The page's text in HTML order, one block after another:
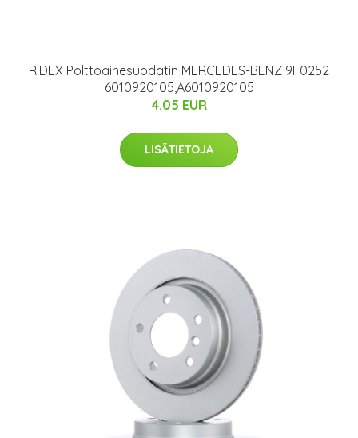
RIDEX Polttoainesuodatin MERCEDES-BENZ 9F0252
6010920105,A6010920105
4.05 EUR
LISÄTIETOJA